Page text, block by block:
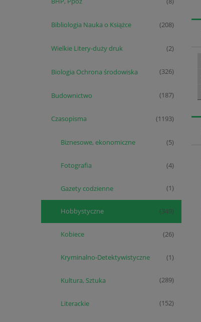
Bibliologia Nauka o Książce (208)
Wielkie Litery-duży druk (2)
Biologia Ochrona środowiska (326)
Budownictwo (187)
Czasopisma (1193)
Biznesowe, ekonomiczne (5)
Fotografia (4)
Gazety codzienne (1)
Hobbystyczne (349)
Kobiece (26)
Kryminalno-Detektywistyczne (1)
Kultura, Sztuka (289)
Literackie (152)